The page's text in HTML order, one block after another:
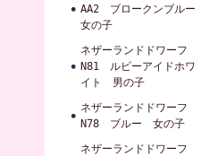
AA2 ブロークンブルー
女の子
ネザーランドドワーフ
N81 ルビーアイドホワ
イト 男の子
ネザーランドドワーフ
N78 ブルー 女の子
ネザーランドドワーフ